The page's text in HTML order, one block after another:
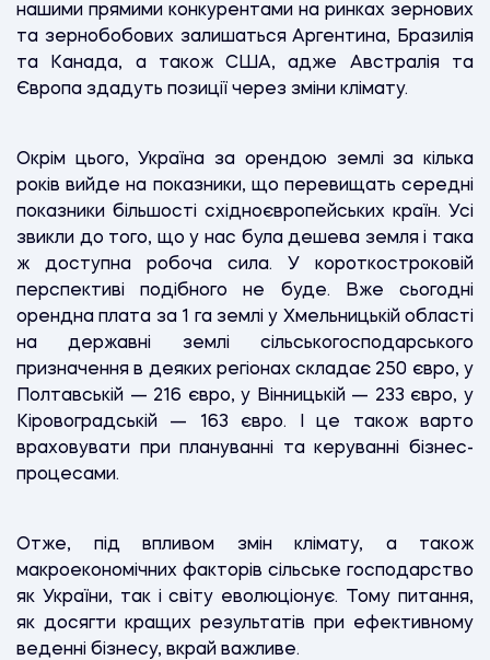
нашими прямими конкурентами на ринках зернових
та зернобобових залишаться Аргентина, Бразилія
та Канада, а також США, адже Австралія та
Європа здадуть позиції через зміни клімату.
Окрім цього, Україна за орендою землі за кілька
років вийде на показники, що перевищать середні
показники більшості східноєвропейських країн. Усі
звикли до того, що у нас була дешева земля і така
ж доступна робоча сила. У короткостроковій
перспективі подібного не буде. Вже сьогодні
орендна плата за 1 га землі у Хмельницькій області
на державні землі сільськогосподарського
призначення в деяких регіонах складає 250 євро, у
Полтавській — 216 євро, у Вінницькій — 233 євро, у
Кіровоградській — 163 євро. І це також варто
враховувати при плануванні та керуванні бізнес-
процесами.
Отже, під впливом змін клімату, а також
макроекономічних факторів сільське господарство
як України, так і світу еволюціонує. Тому питання,
як досягти кращих результатів при ефективному
веденні бізнесу, вкрай важливе.